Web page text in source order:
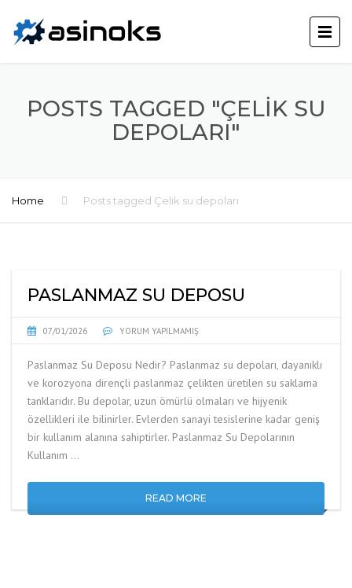
POSTS TAGGED "ÇELIK SU
DEPOLARI"
Home Posts tagged Çelik su depoları
PASLANMAZ SU DEPOSU
07/01/2026 YORUM YAPILMAMIŞ
Paslanmaz Su Deposu Nedir? Paslanmaz su depoları, dayanıklı
ve korozyona dirençli paslanmaz çelikten üretilen su saklama
tanklarıdır. Bu depolar, uzun ömürlü olmaları ve hijyenik
özellikleri ile bilinirler. Evlerden sanayi tesislerine kadar geniş
bir kullanım alanına sahiptirler. Paslanmaz Su Depolarının
Kullanım …
READ MORE